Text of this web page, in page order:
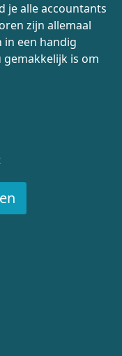
je alle accountants
zijn allemaal
in een handig
is om